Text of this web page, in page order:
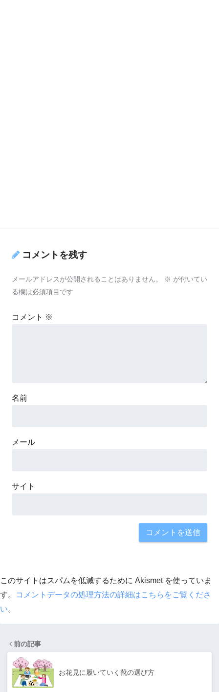
コメントを残す
メールアドレスが公開されることはありません。 ※ が付いてい
る欄は必須項目です
コメント ※
名前
メール
サイト
このサイトはスパムを低減するために Akismet を使っていま
す。
コメントデータの処理方法の詳細はこちらをご覧くださ
い。
前の記事
お花見に履いていく靴の選び方